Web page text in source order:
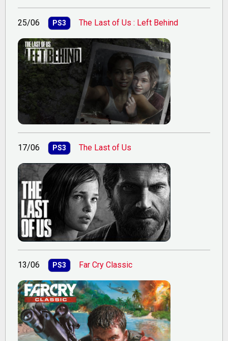
25/06 PS3 The Last of Us : Left Behind
17/06 PS3 The Last of Us
13/06 PS3 Far Cry Classic